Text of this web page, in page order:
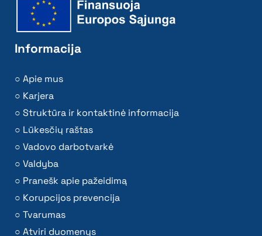
Informacija
Apie mus
Karjera
Struktūra ir kontaktinė informacija
Lūkesčių raštas
Vadovo darbotvarkė
Valdyba
Pranešk apie pažeidimą
Korupcijos prevencija
Tvarumas
Atviri duomenys